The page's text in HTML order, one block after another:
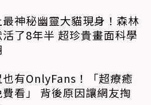
神秘幽靈大貓現身！森林
了8年半 超珍貴畫面科學
也有OnlyFans！「超療癒
費看」 背後原因讓網友掏